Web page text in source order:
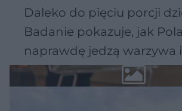
Daleko do pięciu porcji
Badanie pokazuje, jak
naprawdę jedzą warzywa